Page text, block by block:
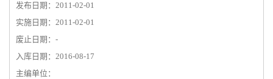
发布日期：2011-02-01
实施日期：2011-02-01
废止日期：-
入库日期：2016-08-17
主编单位：